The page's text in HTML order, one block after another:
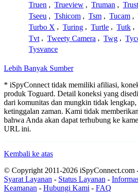
Truen , Trueview , Truman , Trust
Tseeu , Tshicom , Tsm , Tucam ,
Turbo X , Turing , Turtle , Tutk ,
Tvt , Tweety Camera , Twg ,
Tysvance
Lebih Banyak Sumber
* iSpyConnect tidak memiliki afiliasi,
produk Toguard. Detail koneksi yang
dari komunitas dan mungkin tidak lengkap,
ketinggalan zaman. Kami tidak
bahwa Anda akan dapat terhubung ke
URL ini.
Kembali ke atas
© Copyright 2011-2026 iSpyConnect.com
Syarat Layanan - Status Layanan -
Keamanan - Hubungi Kami - FAQ